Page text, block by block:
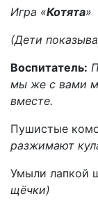
Игра «Котята»
(Дети
Воспитатель:
мы же с вами
вместе.
разжимают
Умыли
щёчки)